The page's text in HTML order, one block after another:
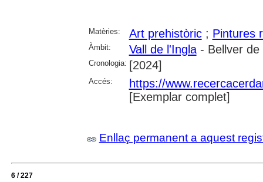
Matèries: Art prehistòric; Pintures
Àmbit: Vall de l'Ingla- Bellver de
Cronologia: [2024]
Accés:
https://
[Exemplar complet]
Enllaç permanent a aquest
6 / 227